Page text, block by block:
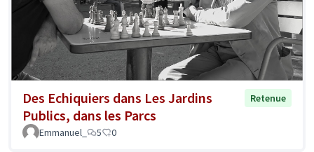
Des Echiquiers dans Les Jardins
Publics, dans les Parcs
Retenue
Emmanuel_ 5 0